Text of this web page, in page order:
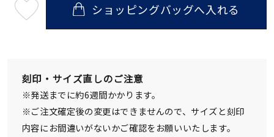
08
送
¥26,400 (tax
in)
ショッピングバッグへ入れる
刻印・サイズ直しのご注意
※発送までに約6週間かかります。
※ご注文確定後の変更はできませんので、サイズと刻印
内容にお間違いがないかご確認をお願いいたします。